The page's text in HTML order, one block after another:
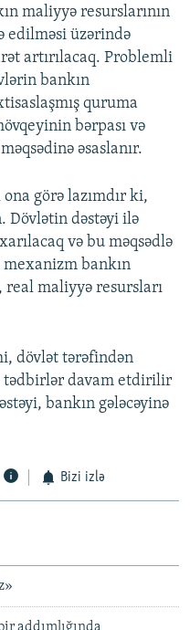
maliyyə resurslarının
edilməsi üzərində
artırılacaq. Problemli
bankın
quruma
bərpası və
əsaslanır.
görə lazımdır ki,
Dövlətin dəstəyi ilə
və bu məqsədlə
bankın
maliyyə resursları
dövlət tərəfindən
tədbirlər davam etdirilir
bankın gələcəyinə
Bizi izlə